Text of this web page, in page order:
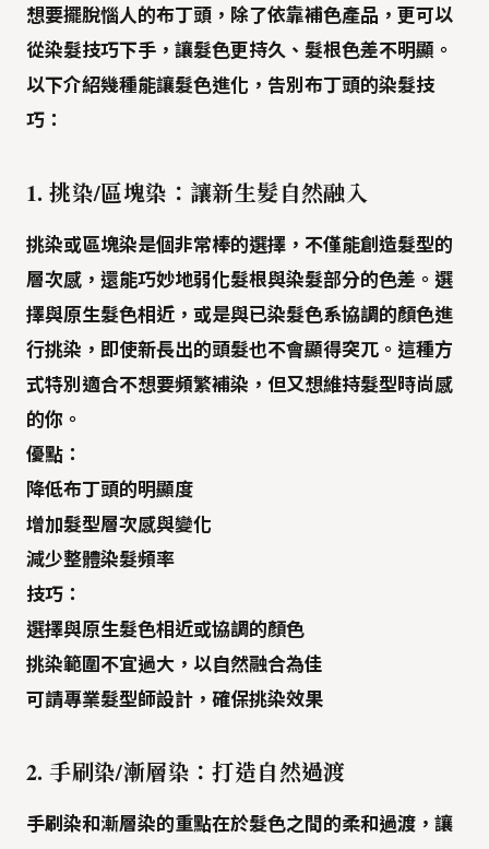
想要擺脫惱人的布丁頭，除了依靠補色產品，更可以
從染髮技巧下手，讓髮色更持久、髮根色差不明顯。
以下介紹幾種能讓髮色進化，告別布丁頭的染髮技
巧：
1. 挑染/區塊染： 讓新生髮自然融入
挑染或區塊染是個非常棒的選擇，不僅能創造髮型的
層次感，還能巧妙地弱化髮根與染髮部分的色差 。選
擇與原生髮色相近，或是與已染髮色系協調的顏色進
行挑染，即使新長出的頭髮也不會顯得突兀。這種方
式特別適合不想要頻繁補染，但又想維持髮型時尚感
的你。
優點：
降低布丁頭的明顯度
增加髮型層次感與變化
減少整體染髮頻率
技巧：
選擇與原生髮色相近或協調的顏色
挑染範圍不宜過大，以自然融合為佳
可請專業髮型師設計，確保挑染效果
2. 手刷染/漸層染：打造自然過渡
手刷染和漸層染的重點在於髮色之間的柔和過渡 ，讓